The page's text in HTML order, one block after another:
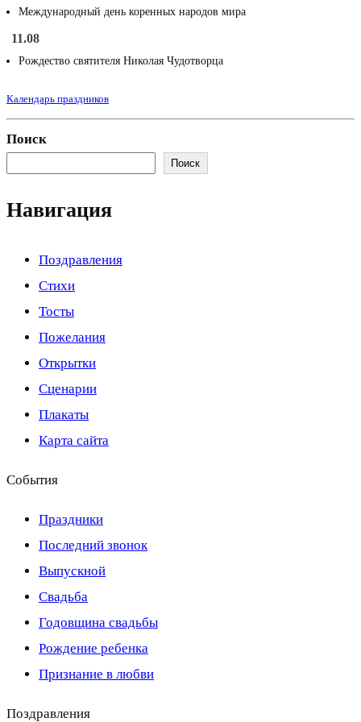
Международный день коренных народов мира
11.08
Рождество святителя Николая Чудотворца
Календарь праздников
Поиск
Поиск
Навигация
Поздравления
Стихи
Тосты
Пожелания
Открытки
Сценарии
Плакаты
Карта сайта
События
Праздники
Последний звонок
Выпускной
Свадьба
Годовщина свадьбы
Рождение ребенка
Признание в любви
Поздравления